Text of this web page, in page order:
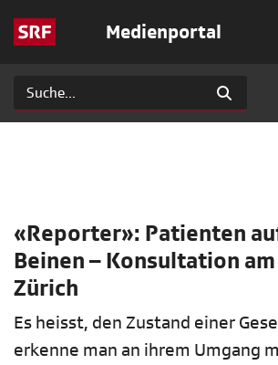
Medienportal
«Reporter»: Patienten
Beinen – Konsultation
Zürich
Es heisst, den Zustand einer
erkenne man an ihrem Umgang